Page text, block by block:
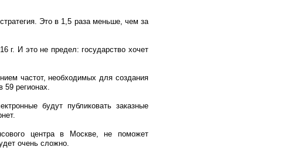
Это в 1,5 раза меньше, чем за
г. И это не предел: государство хочет
частот, необходимых для создания
59 регионах.
будут публиковать заказные
центра в Москве, не поможет
очень сложно.